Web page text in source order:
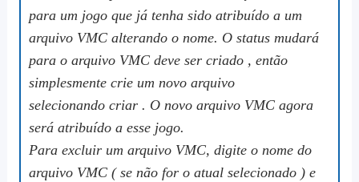
para um jogo que já tenha sido atribuído a um
arquivo VMC alterando o nome. O status mudará
para o arquivo VMC deve ser criado, então
simplesmente crie um novo arquivo
selecionando criar. O novo arquivo VMC agora
será atribuído a esse jogo.
Para excluir um arquivo VMC, digite o nome do
arquivo VMC ( se não for o atual selecionado) e